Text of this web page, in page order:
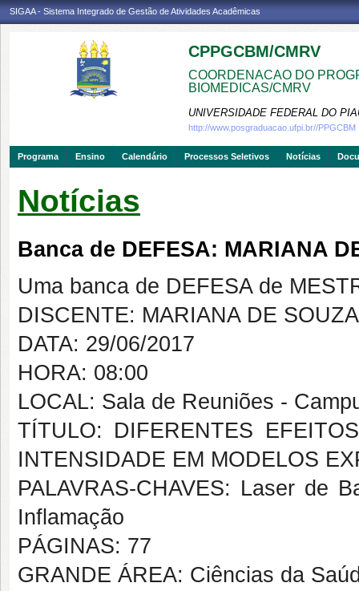
SIGAA - Sistema Integrado de Gestão de Atividades Acadêmicas
CPPGCBM/CMRV
COORDENACAO DO
BIOMEDICAS/CMRV
UNIVERSIDADE FEDERAL DO
http://www.posgraduacao.ufpi.br//PPGCBM
Programa Ensino Calendário Processos Seletivos Notícias
Notícias
Banca de DEFESA: MARIANA
Uma banca de DEFESA de
DISCENTE: MARIANA DE
DATA: 29/06/2017
HORA: 08:00
LOCAL: Sala de Reuniões -
TÍTULO: DIFERENTES
INTENSIDADE EM MODELOS
PALAVRAS-CHAVES: Laser de
Inflamação
PÁGINAS: 77
GRANDE ÁREA: Ciências da